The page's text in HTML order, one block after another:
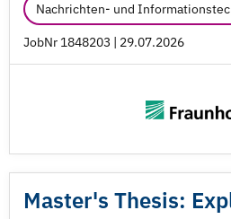
Nachrichten- und
JobNr 1848203 | 29.07.2026
Master's Thesis: